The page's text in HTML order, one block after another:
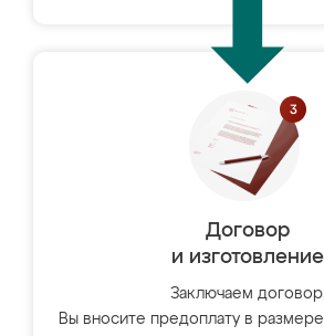
Договор
и изготовление
Заключаем
Вы вносите предоплату в размере